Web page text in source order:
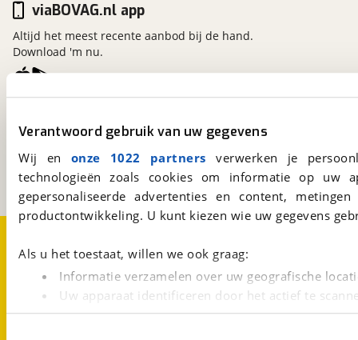
Verantwoord gebruik van uw gegevens
Wij en onze 1022 partners verwerken je
technologieën zoals cookies om informatie op
gepersonaliseerde advertenties en content,
productontwikkeling. U kunt kiezen wie uw gegevens
Als u het toestaat, willen we ook graag:
Informatie verzamelen over uw geografische
Uw apparaat identificeren door het actief te
Lees meer over hoe uw persoonlijke gegevens worden
Kosterijland15
BOVAG
viaBOVAG.nl app
Altijd het meest recente aanbod bij de hand.
Download 'm nu.
CookievoorkeurenVacatures